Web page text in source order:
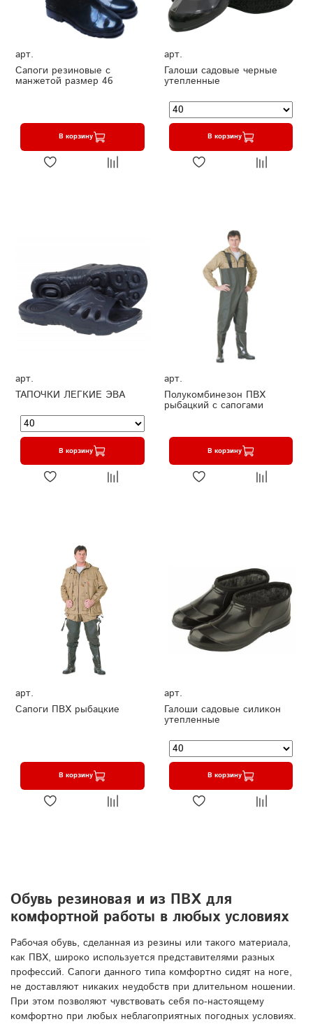
арт.
Сапоги резиновые с
манжетой размер 46
В корзину
арт.
Галоши садовые черные
утепленные
В корзину
арт.
ТАПОЧКИ ЛЕГКИЕ ЭВА
В корзину
арт.
Полукомбинезон ПВХ
рыбацкий с сапогами
В корзину
арт.
Сапоги ПВХ рыбацкие
В корзину
арт.
Галоши садовые силикон
утепленные
В корзину
Обувь резиновая и из ПВХ для
комфортной работы в любых условиях
Рабочая обувь, сделанная из резины или такого материала,
как ПВХ, широко используется представителями разных
профессий. Сапоги данного типа комфортно сидят на ноге,
не доставляют никаких неудобств при длительном ношении.
При этом позволяют чувствовать себя по-настоящему
комфортно при любых неблагоприятных погодных условиях.